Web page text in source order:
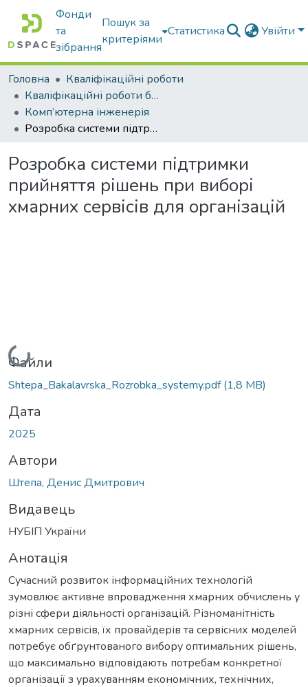
Фонди
та
зібрання
Пошук за
критеріями
Статистика Увійти
Головна
Кваліфікаційні роботи
Кваліфікаційні роботи бакалаврів
Комп’ютерна інженерія
Розробка системи підтримки прийняття рішень при виборі хмарних сервісів для організацій
Розробка системи підтримки
прийняття рішень при виборі
хмарних сервісів для організацій
Вантажиться...
Файли
Shtepa_Bakalavrska_Rozrobka_systemy.pdf(1,8 MB)
Дата
2025
Автори
Штепа, Денис Дмитрович
Видавець
НУБІП України
Анотація
Сучасний розвиток інформаційних технологій
зумовлює активне впровадження хмарних обчислень у
різні сфери діяльності організацій. Різноманітність
хмарних сервісів, їх провайдерів та сервісних моделей
потребує обґрунтованого вибору оптимальних рішень,
що максимально відповідають потребам конкретної
організації з урахуванням економічних, технічних,